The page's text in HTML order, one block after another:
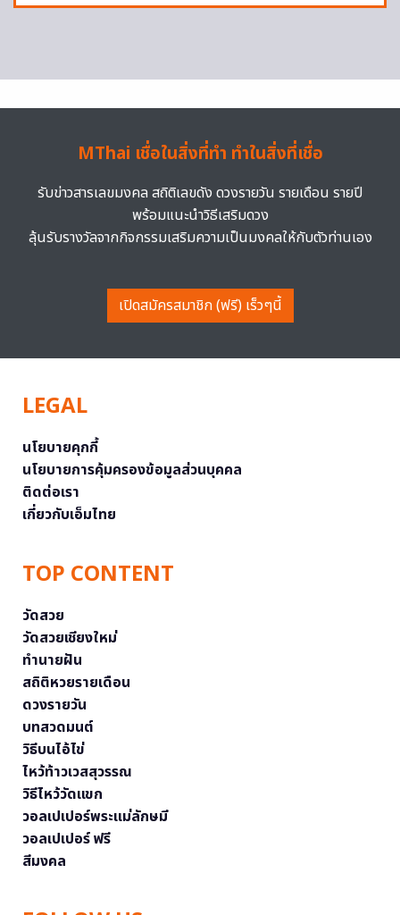
MThai เชื่อในสิ่งที่ทำ ทำในสิ่งที่เชื่อ
รับข่าวสารเลขมงคล สถิติเลขดัง ดวงรายวัน รายเดือน รายปี
พร้อมแนะนำวิธีเสริมดวง
ลุ้นรับรางวัลจากกิจกรรมเสริมความเป็นมงคลให้กับตัวท่านเอง
เปิดสมัครสมาชิก (ฟรี) เร็วๆนี้
LEGAL
นโยบายคุกกี้
นโยบายการคุ้มครองข้อมูลส่วนบุคคล
ติดต่อเรา
เกี่ยวกับเอ็มไทย
TOP CONTENT
วัดสวย
วัดสวยเชียงใหม่
ทำนายฝัน
สถิติหวยรายเดือน
ดวงรายวัน
บทสวดมนต์
วิธีบนไอ้ไข่
ไหว้ท้าวเวสสุวรรณ
วิธีไหว้วัดแขก
วอลเปเปอร์พระแม่ลักษมี
วอลเปเปอร์ ฟรี
สีมงคล